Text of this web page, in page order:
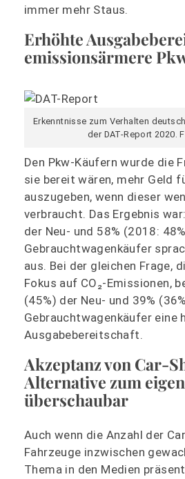
immer mehr Staus.
Erhöhte
emissionsärmere
Erkenntnisse zum Verhalten
der DAT-Report 2020.
Den Pkw-Käufern wurde die
sie bereit wären, mehr Geld
auszugeben, wenn dieser
verbraucht. Das Ergebnis
der Neu- und 58% (2018:
Gebrauchtwagenkäufer
aus. Bei der gleichen Frage,
Fokus auf CO₂-Emissionen,
(45%) der Neu- und 39%
Gebrauchtwagenkäufer eine
Ausgabebereitschaft.
Akzeptanz von Car-
Alternative zum
überschaubar
Auch wenn die Anzahl der
Fahrzeuge inzwischen
Thema in den Medien